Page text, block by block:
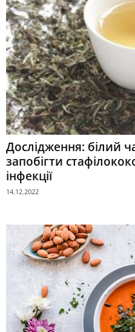
Дослідження: білий
запобігти
інфекції
14.12.2022